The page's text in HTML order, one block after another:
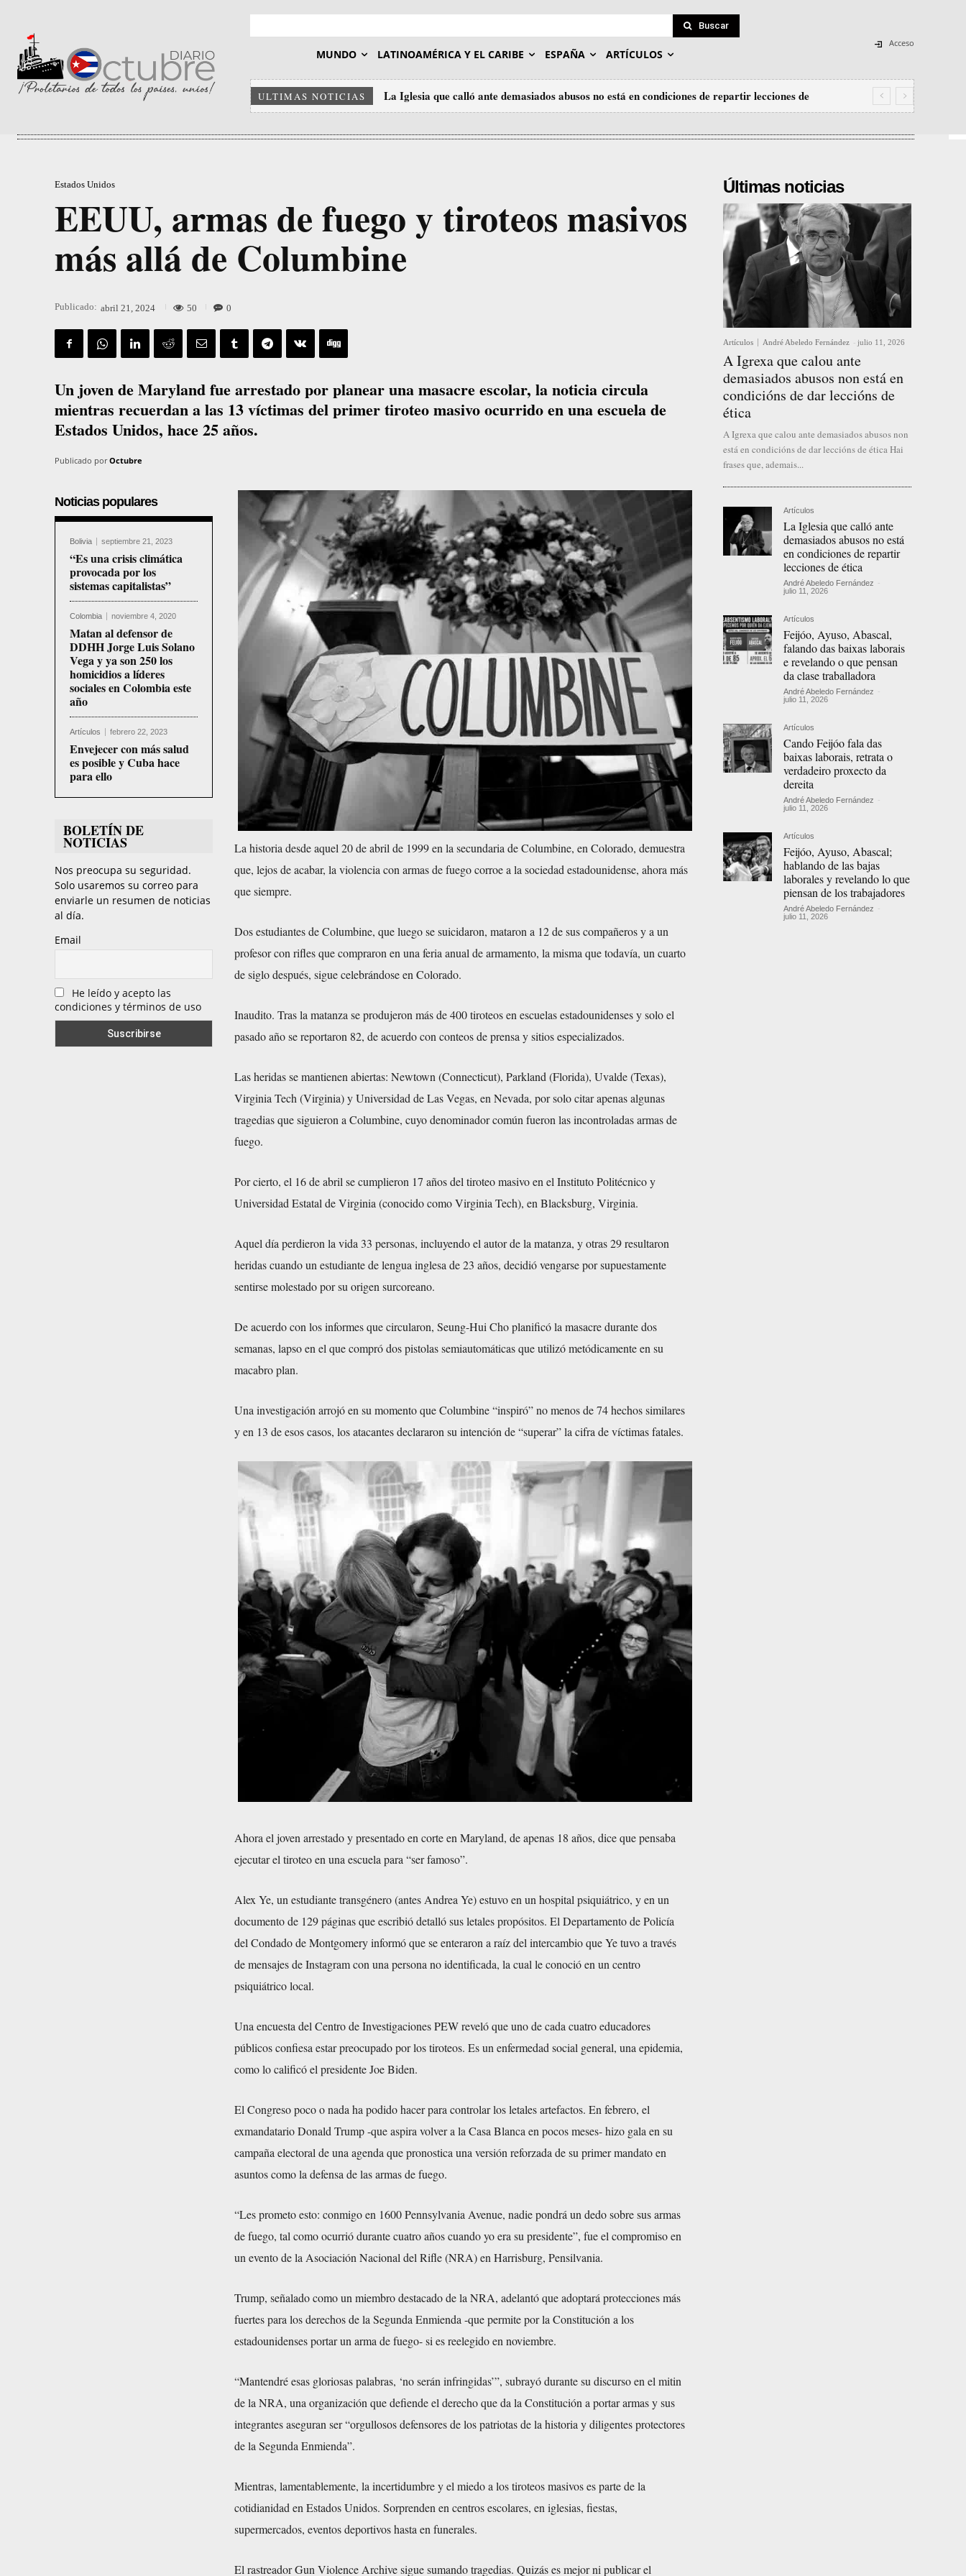
Buscar
MUNDO LATINOAMÉRICA Y EL CARIBE ESPAÑA ARTÍCULOS
Acceso
ULTIMAS NOTICIAS
La Iglesia que calló ante demasiados abusos no está en condiciones de repartir lecciones de
ética
Estados Unidos
EEUU, armas de fuego y tiroteos masivos
más allá de Columbine
Publicado: abril 21, 2024 50 0
Un joven de Maryland fue arrestado por planear una masacre escolar, la noticia circula
mientras recuerdan a las 13 víctimas del primer tiroteo masivo ocurrido en una escuela de
Estados Unidos, hace 25 años.
Publicado por Octubre
Noticias populares
Bolivia septiembre 21, 2023
“Es una crisis climática
provocada por los
sistemas capitalistas”
Colombia noviembre 4, 2020
Matan al defensor de
DDHH Jorge Luis Solano
Vega y ya son 250 los
homicidios a líderes
sociales en Colombia este
año
Artículos febrero 22, 2023
Envejecer con más salud
es posible y Cuba hace
para ello
BOLETÍN DE
NOTICIAS
Nos preocupa su seguridad.
Solo usaremos su correo para
enviarle un resumen de noticias
al día.
Email
He leído y acepto las
condiciones y términos de uso
La historia desde aquel 20 de abril de 1999 en la secundaria de Columbine, en Colorado, demuestra
que, lejos de acabar, la violencia con armas de fuego corroe a la sociedad estadounidense, ahora más
que siempre.
Dos estudiantes de Columbine, que luego se suicidaron, mataron a 12 de sus compañeros y a un
profesor con rifles que compraron en una feria anual de armamento, la misma que todavía, un cuarto
de siglo después, sigue celebrándose en Colorado.
Inaudito. Tras la matanza se produjeron más de 400 tiroteos en escuelas estadounidenses y solo el
pasado año se reportaron 82, de acuerdo con conteos de prensa y sitios especializados.
Las heridas se mantienen abiertas: Newtown (Connecticut), Parkland (Florida), Uvalde (Texas),
Virginia Tech (Virginia) y Universidad de Las Vegas, en Nevada, por solo citar apenas algunas
tragedias que siguieron a Columbine, cuyo denominador común fueron las incontroladas armas de
fuego.
Por cierto, el 16 de abril se cumplieron 17 años del tiroteo masivo en el Instituto Politécnico y
Universidad Estatal de Virginia (conocido como Virginia Tech), en Blacksburg, Virginia.
Aquel día perdieron la vida 33 personas, incluyendo el autor de la matanza, y otras 29 resultaron
heridas cuando un estudiante de lengua inglesa de 23 años, decidió vengarse por supuestamente
sentirse molestado por su origen surcoreano.
De acuerdo con los informes que circularon, Seung-Hui Cho planificó la masacre durante dos
semanas, lapso en el que compró dos pistolas semiautomáticas que utilizó metódicamente en su
macabro plan.
Una investigación arrojó en su momento que Columbine “inspiró” no menos de 74 hechos similares
y en 13 de esos casos, los atacantes declararon su intención de “superar” la cifra de víctimas fatales.
Ahora el joven arrestado y presentado en corte en Maryland, de apenas 18 años, dice que pensaba
ejecutar el tiroteo en una escuela para “ser famoso”.
Alex Ye, un estudiante transgénero (antes Andrea Ye) estuvo en un hospital psiquiátrico, y en un
documento de 129 páginas que escribió detalló sus letales propósitos. El Departamento de Policía
del Condado de Montgomery informó que se enteraron a raíz del intercambio que Ye tuvo a través
de mensajes de Instagram con una persona no identificada, la cual le conoció en un centro
psiquiátrico local.
Una encuesta del Centro de Investigaciones PEW reveló que uno de cada cuatro educadores
públicos confiesa estar preocupado por los tiroteos. Es un enfermedad social general, una epidemia,
como lo calificó el presidente Joe Biden.
El Congreso poco o nada ha podido hacer para controlar los letales artefactos. En febrero, el
exmandatario Donald Trump -que aspira volver a la Casa Blanca en pocos meses- hizo gala en su
campaña electoral de una agenda que pronostica una versión reforzada de su primer mandato en
asuntos como la defensa de las armas de fuego.
“Les prometo esto: conmigo en 1600 Pennsylvania Avenue, nadie pondrá un dedo sobre sus armas
de fuego, tal como ocurrió durante cuatro años cuando yo era su presidente”, fue el compromiso en
un evento de la Asociación Nacional del Rifle (NRA) en Harrisburg, Pensilvania.
Trump, señalado como un miembro destacado de la NRA, adelantó que adoptará protecciones más
fuertes para los derechos de la Segunda Enmienda -que permite por la Constitución a los
estadounidenses portar un arma de fuego- si es reelegido en noviembre.
“Mantendré esas gloriosas palabras, ‘no serán infringidas’”, subrayó durante su discurso en el mitin
de la NRA, una organización que defiende el derecho que da la Constitución a portar armas y sus
integrantes aseguran ser “orgullosos defensores de los patriotas de la historia y diligentes protectores
de la Segunda Enmienda”.
Mientras, lamentablemente, la incertidumbre y el miedo a los tiroteos masivos es parte de la
cotidianidad en Estados Unidos. Sorprenden en centros escolares, en iglesias, fiestas,
supermercados, eventos deportivos hasta en funerales.
El rastreador Gun Violence Archive sigue sumando tragedias. Quizás es mejor ni publicar el
Últimas noticias
Artículos André Abeledo Fernández - julio 11, 2026
A Igrexa que calou ante
demasiados abusos non está en
condicións de dar leccións de
ética
A Igrexa que calou ante demasiados abusos non
está en condicións de dar leccións de ética Hai
frases que, ademais...
Artículos
La Iglesia que calló ante
demasiados abusos no está
en condiciones de repartir
lecciones de ética
André Abeledo Fernández -
julio 11, 2026
Artículos
Feijóo, Ayuso, Abascal,
falando das baixas laborais
e revelando o que pensan
da clase traballadora
André Abeledo Fernández -
julio 11, 2026
Artículos
Cando Feijóo fala das
baixas laborais, retrata o
verdadeiro proxecto da
dereita
André Abeledo Fernández -
julio 11, 2026
Artículos
Feijóo, Ayuso, Abascal;
hablando de las bajas
laborales y revelando lo que
piensan de los trabajadores
André Abeledo Fernández -
julio 11, 2026